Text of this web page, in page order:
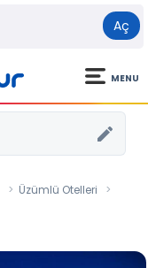
Aç
MENU
Üzümlü Otelleri